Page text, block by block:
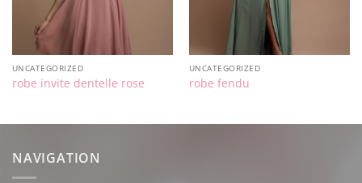
UNCATEGORIZED
robe invite dentelle rose
UNCATEGORIZED
robe fendu
NAVIGATION